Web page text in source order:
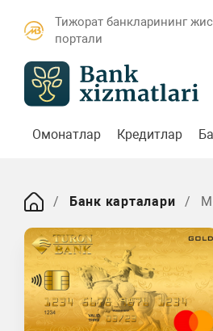
Тижорат банкларининг
портали
Омонатлар Кредитлар
Банк карталари